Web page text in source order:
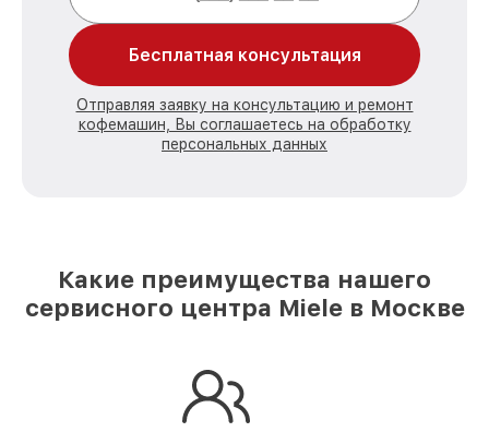
Бесплатная консультация
Отправляя заявку на консультацию и ремонт
кофемашин, Вы соглашаетесь на обработку
персональных данных
Какие преимущества нашего
сервисного центра Miele в Москве